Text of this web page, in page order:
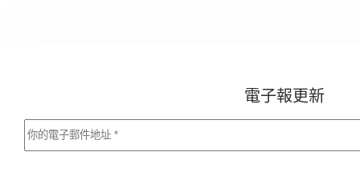
電子報更新